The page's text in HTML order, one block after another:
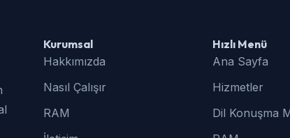
Kurumsal
Hakkımızda
Nasıl Çalışır
RAM
Hızlı Menü
Ana Sayfa
Hizmetler
Dil Konuşma